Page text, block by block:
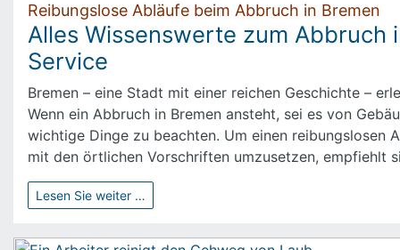
Reibungslose Abläufe beim Abbruch in Bremen
Alles Wissenswerte zum Abbruch
Service
Bremen – eine Stadt mit einer reichen Geschichte –
Wenn ein Abbruch in Bremen ansteht, sei es von
wichtige Dinge zu beachten. Um einen reibungslosen
mit den örtlichen Vorschriften umzusetzen, empfiehlt
Lesen Sie weiter …